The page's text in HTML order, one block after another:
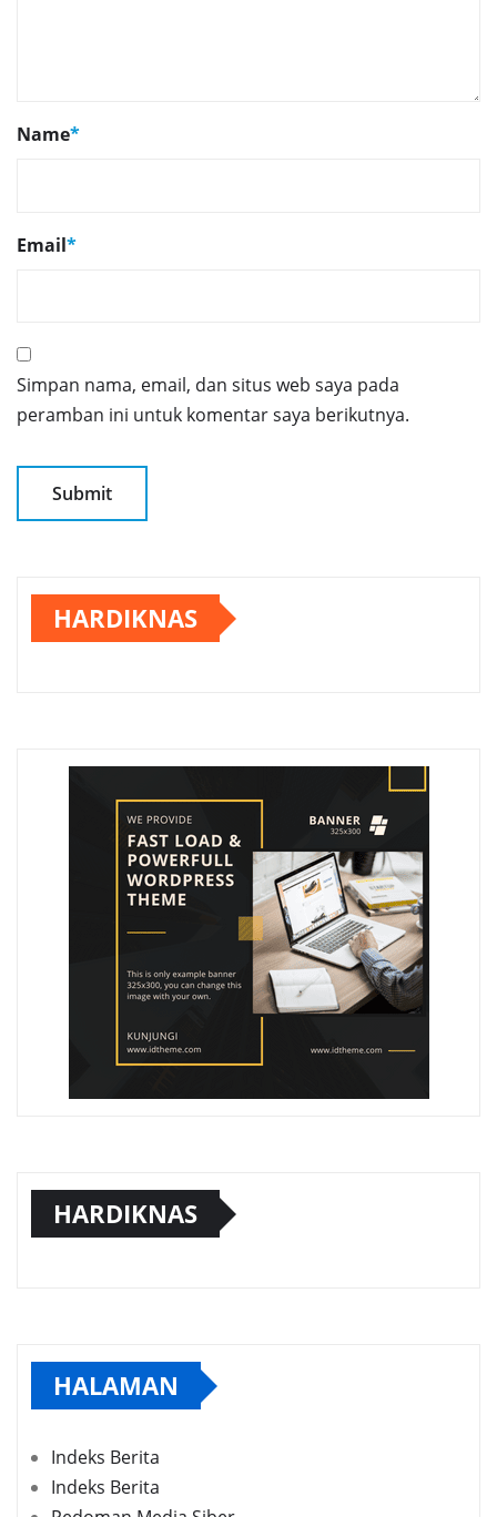
Name*
Email*
Simpan nama, email, dan situs web saya pada
peramban ini untuk komentar saya berikutnya.
HARDIKNAS
HARDIKNAS
HALAMAN
Indeks Berita
Indeks Berita